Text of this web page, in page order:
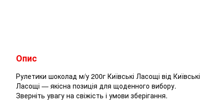
Опис
Рулетики шоколад м/у 200г Київські Ласощі від Київські
Ласощі — якісна позиція для щоденного вибору.
Зверніть увагу на свіжість і умови зберігання.